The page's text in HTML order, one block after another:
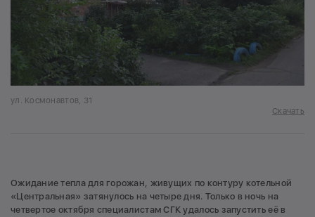
ул. Космонавтов, 31
Скачать
Ожидание тепла для горожан, живущих по контуру котельной
«Центральная» затянулось на четыре дня. Только в ночь на
четвертое октября специалистам СГК удалось запустить её в